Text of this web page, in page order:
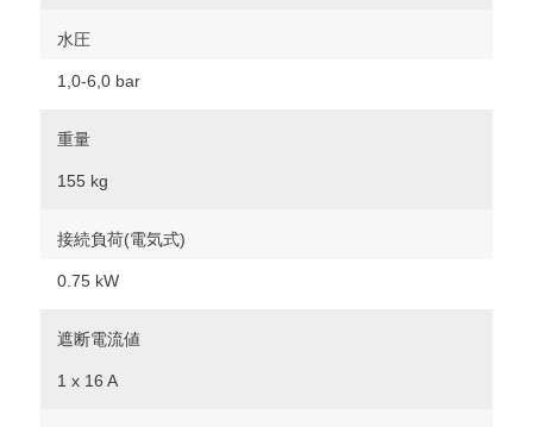
水圧
1,0-6,0 bar
重量
155 kg
接続負荷(電気式)
0.75 kW
遮断電流値
1 x 16 A